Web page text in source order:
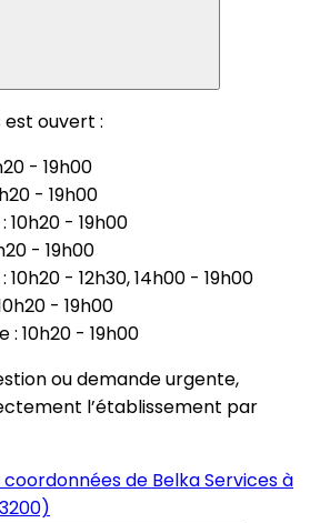
est ouvert :
- 19h00
- 19h00
10h20 - 19h00
- 19h00
10h20 - 12h30, 14h00 - 19h00
- 19h00
: 10h20 - 19h00
ou demande urgente,
l’établissement par
de Belka Services à